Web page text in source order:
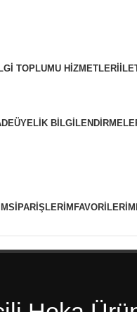
TOPLUMU HIZMETLERI
ÜYELIK
SIPARIŞLERIM FAVORILERIM